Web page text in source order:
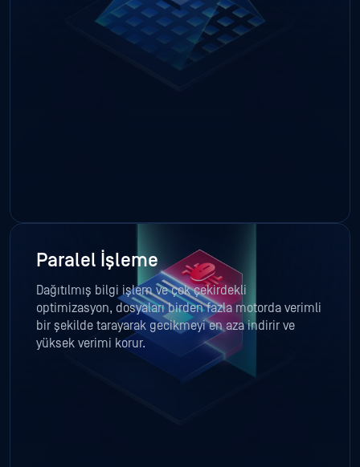
Paralel İşleme
Dağıtılmış bilgi işlem ve çok çekirdekli
optimizasyon, dosyaları birden fazla motorda verimli
bir şekilde tarayarak gecikmeyi en aza indirir ve
yüksek verimi korur.